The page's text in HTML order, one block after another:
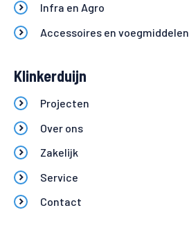
Infra en Agro
Accessoires en voegmiddelen
Klinkerduijn
Projecten
Over ons
Zakelijk
Service
Contact